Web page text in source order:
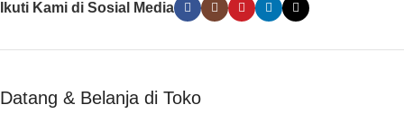
Ikuti Kami di Sosial Media
Datang & Belanja di Toko